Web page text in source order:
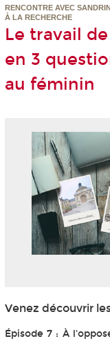
RENCONTRE AVEC
À LA RECHERCHE
Le travail
en 3
au féminin
Venez découvrir
Épisode 7 : À